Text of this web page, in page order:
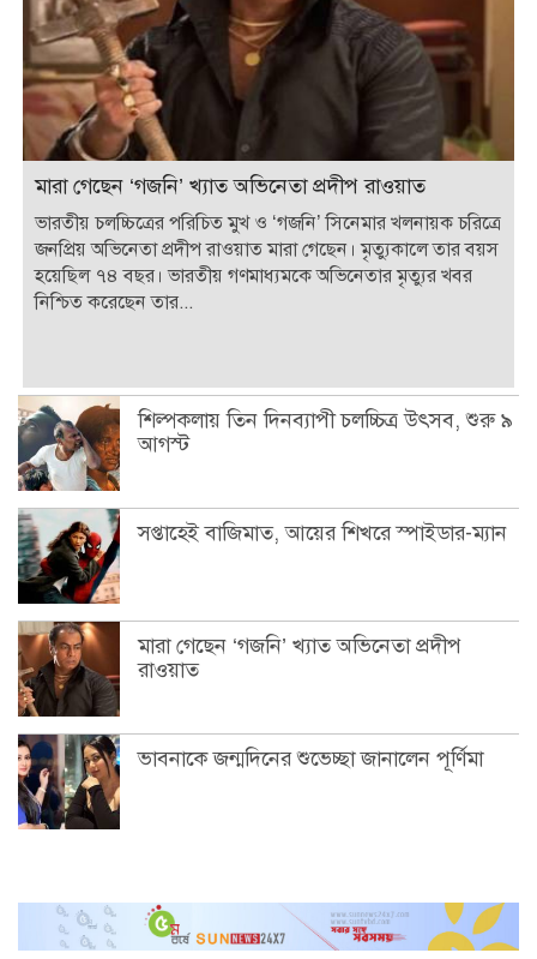
মারা গেছেন ‘গজনি’ খ্যাত অভিনেতা প্রদীপ রাওয়াত
ভারতীয় চলচ্চিত্রের পরিচিত মুখ ও ‘গজনি’ সিনেমার খলনায়ক চরিত্রে
জনপ্রিয় অভিনেতা প্রদীপ রাওয়াত মারা গেছেন। মৃত্যুকালে তার বয়স
হয়েছিল ৭৪ বছর। ভারতীয় গণমাধ্যমকে অভিনেতার মৃত্যুর খবর
নিশ্চিত করেছেন তার...
শিল্পকলায় তিন দিনব্যাপী চলচ্চিত্র উৎসব, শুরু ৯
আগস্ট
সপ্তাহেই বাজিমাত, আয়ের শিখরে স্পাইডার-ম্যান
মারা গেছেন ‘গজনি’ খ্যাত অভিনেতা প্রদীপ
রাওয়াত
ভাবনাকে জন্মদিনের শুভেচ্ছা জানালেন পূর্ণিমা